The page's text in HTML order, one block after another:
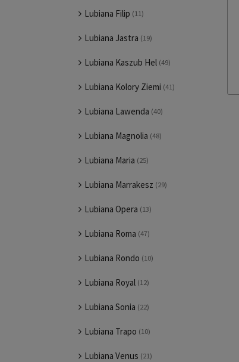
Lubiana Filip (11)
Lubiana Jastra (19)
Lubiana Kaszub Hel (49)
Lubiana Kolory Ziemi (41)
Lubiana Lawenda (40)
Lubiana Magnolia (48)
Lubiana Maria (25)
Lubiana Marrakesz (29)
Lubiana Opera (13)
Lubiana Roma (47)
Lubiana Rondo (10)
Lubiana Royal (12)
Lubiana Sonia (22)
Lubiana Trapo (10)
Lubiana Venus (21)